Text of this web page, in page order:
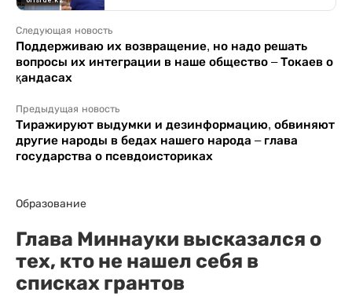
Следующая новость
Поддерживаю их возвращение, но надо решать
вопросы их интеграции в наше общество – Токаев о
қандасах
Предыдущая новость
Тиражируют выдумки и дезинформацию, обвиняют
другие народы в бедах нашего народа – глава
государства о псевдоисториках
Образование
Глава Миннауки высказался о
тех, кто не нашел себя в
списках грантов